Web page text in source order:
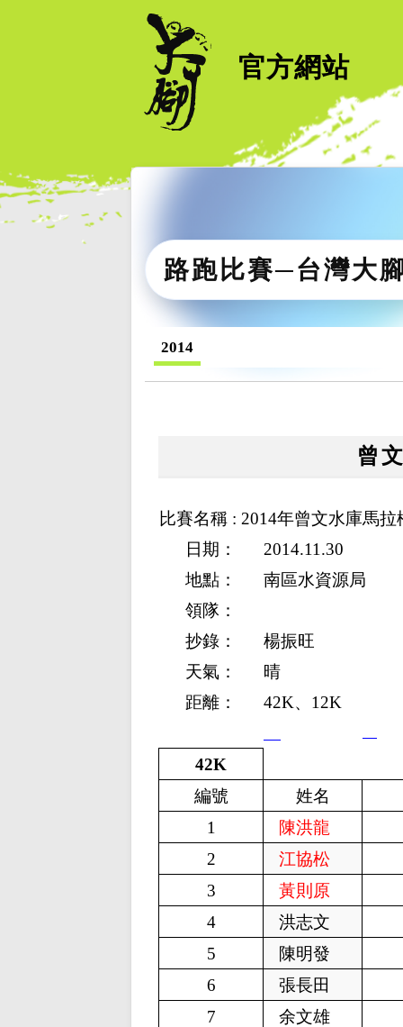
官方網站
路跑比賽─台灣大
2014
曾
比賽名稱 : 2014年曾文水庫馬拉
日期：
2014.11.30
地點：
南區水資源局
領隊：
抄錄：
楊振旺
天氣：
晴
距離：
42K、12K
42K
編號
姓名
1
陳洪龍
2
江協松
3
黃則原
4
洪志文
5
陳明發
6
張長田
7
余文雄